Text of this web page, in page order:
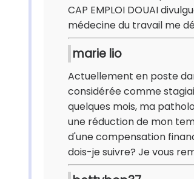
CAP EMPLOI DOUAI
médecine du travail me
marie lio
Actuellement en poste
considérée comme
quelques mois, ma
une réduction de mon
d'une compensation
dois-je suivre? Je vous